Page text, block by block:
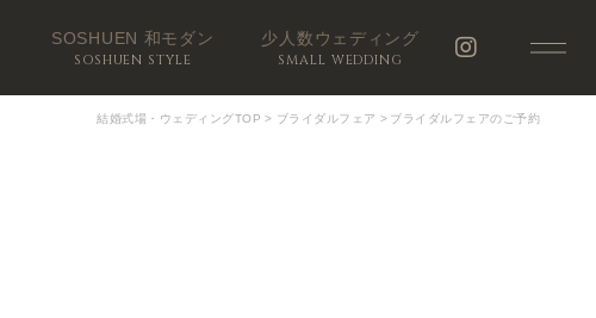
SOSHUEN 和モダン
SOSHUEN STYLE
少人数ウェディング
SMALL WEDDING
結婚式場・ウェディングTOP > ブライダルフェア > ブライダルフェアのご予約